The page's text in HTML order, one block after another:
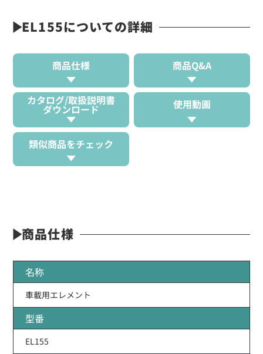
EL155についての詳細
商品仕様 商品Q&A
カタログ/取扱説明書
ダウンロード 使用動画
類似商品をチェック
商品仕様
名称
車載用エレメント
型番
EL155